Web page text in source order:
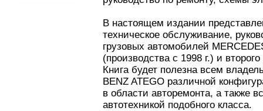
В настоящем издании
техническое обслуживание,
грузовых автомобилей
(производства с 1998 г.) и
Книга будет полезна всем
BENZ ATEGO различной
в области авторемонта, а также
автотехникой подобного класса.